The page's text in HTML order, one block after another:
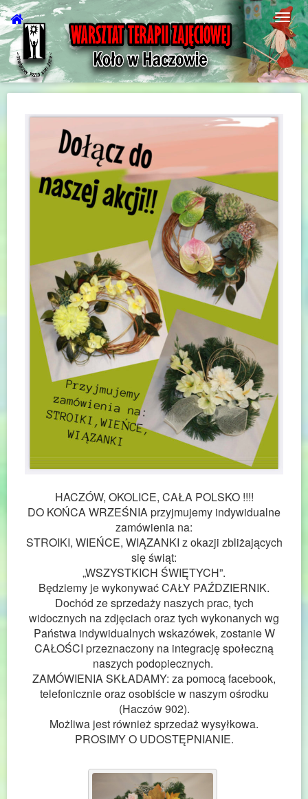
HACZÓW, OKOLICE, CAŁA POLSKO !!!!
DO KOŃCA WRZEŚNIA przyjmujemy indywidualne
zamówienia na:
STROIKI, WIEŃCE, WIĄZANKI z okazji zbliżających
się świąt:
„WSZYSTKICH ŚWIĘTYCH”.
Będziemy je wykonywać CAŁY PAŹDZIERNIK.
Dochód ze sprzedaży naszych prac, tych
widocznych na zdjęciach oraz tych wykonanych wg
Państwa indywidualnych wskazówek, zostanie W
CAŁOŚCI przeznaczony na integrację społeczną
naszych podopiecznych.
ZAMÓWIENIA SKŁADAMY: za pomocą facebook,
telefonicznie oraz osobiście w naszym ośrodku
(Haczów 902).
Możliwa jest również sprzedaż wysyłkowa.
PROSIMY O UDOSTĘPNIANIE.